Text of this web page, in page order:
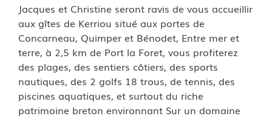
Jacques et Christine seront ravis de vous accueillir
aux gîtes de Kerriou situé aux portes de
Concarneau, Quimper et Bénodet, Entre mer et
terre, à 2,5 km de Port la Foret, vous profiterez
des plages, des sentiers côtiers, des sports
nautiques, des 2 golfs 18 trous, de tennis, des
piscines aquatiques, et surtout du riche
patrimoine breton environnant Sur un domaine